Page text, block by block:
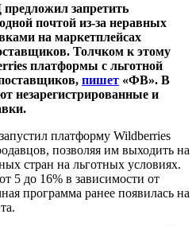
запретить
почтой из-за неравных
на маркетплейсах
Толчком к этому
платформы с льготной
пишет «ФВ». В
незарегистрированные и
платформу Wildberries
позволяя им выходить на
стран на льготных условиях.
5 до 16% в зависимости от
программа ранее появилась на